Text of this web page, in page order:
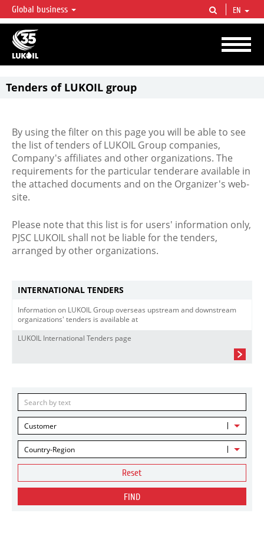
LUKOIL OVERVIEW
LUKOIL is one of the largest oil & gas vertical integrated companies in the world
accounting for over 2% of crude production and circa 1% of proved hydrocarbon
reserves globally.
Global business EN
Tenders of LUKOIL group
By using the filter on this page you will be able to see
the list of tenders of LUKOIL Group companies,
Company's affiliates and other organizations. The
requirements for the particular tenderare available in
the attached documents and on the Organizer's web-
site.
Please note that this list is for users' information only,
PJSC LUKOIL shall not be liable for the tenders,
arranged by other organizations.
INTERNATIONAL TENDERS
Information on LUKOIL Group overseas upstream and downstream
organizations' tenders is available at
LUKOIL International Tenders page
Customer
Country-Region
Reset
FIND